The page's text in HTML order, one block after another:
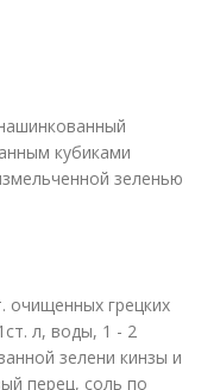
кубиками
зеленью
очищенных грецких
л, воды, 1 - 2
зелени кинзы и
перец, соль по